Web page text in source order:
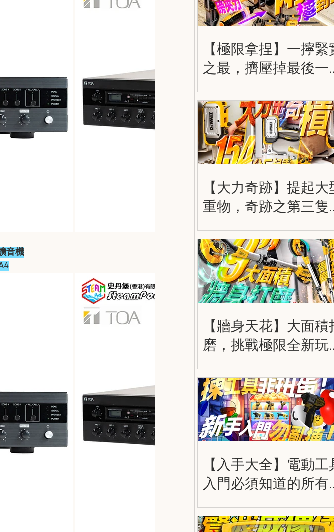
音機
【極限拿捏】一擰緊
之最，擠壓掉最後一
空間！得偉兩用擰到
實，雙用式強力木夾
DWHT83600
DWHT83601
【大力奇跡】提起大
重物，奇跡之第三隻
手！DWHT83550 得
大力出奇積 工業起
【牆身天花】大面積
磨，挑戰極限全新玩
法，得偉 20V 飛砂
棒 DCE800B
【入手大全】電動工
入門必須知道的所有
情 Powertool
Guide